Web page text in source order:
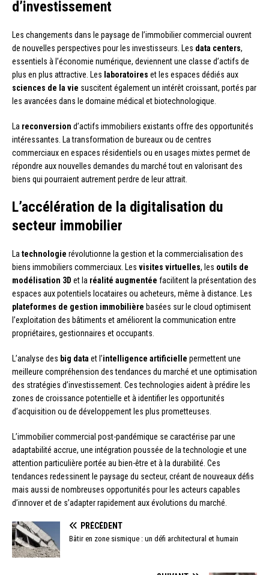
d’investissement
Les changements dans le paysage de l’immobilier commercial ouvrent
de nouvelles perspectives pour les investisseurs. Les data centers,
essentiels à l’économie numérique, deviennent une classe d’actifs de
plus en plus attractive. Les laboratoires et les espaces dédiés aux
sciences de la vie suscitent également un intérêt croissant, portés par
les avancées dans le domaine médical et biotechnologique.
La reconversion d’actifs immobiliers existants offre des opportunités
intéressantes. La transformation de bureaux ou de centres
commerciaux en espaces résidentiels ou en usages mixtes permet de
répondre aux nouvelles demandes du marché tout en valorisant des
biens qui pourraient autrement perdre de leur attrait.
L’accélération de la digitalisation du
secteur immobilier
La technologie révolutionne la gestion et la commercialisation des
biens immobiliers commerciaux. Les visites virtuelles, les outils de
modélisation 3D et la réalité augmentée facilitent la présentation des
espaces aux potentiels locataires ou acheteurs, même à distance. Les
plateformes de gestion immobilière basées sur le cloud optimisent
l’exploitation des bâtiments et améliorent la communication entre
propriétaires, gestionnaires et occupants.
L’analyse des big data et l’intelligence artificielle permettent une
meilleure compréhension des tendances du marché et une optimisation
des stratégies d’investissement. Ces technologies aident à prédire les
zones de croissance potentielle et à identifier les opportunités
d’acquisition ou de développement les plus prometteuses.
L’immobilier commercial post-pandémique se caractérise par une
adaptabilité accrue, une intégration poussée de la technologie et une
attention particulière portée au bien-être et à la durabilité. Ces
tendances redessinent le paysage du secteur, créant de nouveaux défis
mais aussi de nombreuses opportunités pour les acteurs capables
d’innover et de s’adapter rapidement aux évolutions du marché.
PRÉCÉDENT
Bâtir en zone sismique : un défi architectural et humain